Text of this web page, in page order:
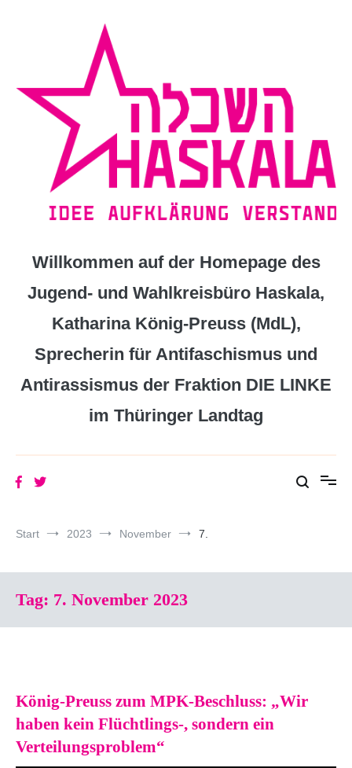
Willkommen auf der Homepage des
Jugend- und Wahlkreisbüro Haskala,
Katharina König-Preuss (MdL),
Sprecherin für Antifaschismus und
Antirassismus der Fraktion DIE LINKE
im Thüringer Landtag
Start 2023 November 7.
Tag: 7. November 2023
König-Preuss zum MPK-Beschluss: „Wir
haben kein Flüchtlings-, sondern ein
Verteilungsproblem“